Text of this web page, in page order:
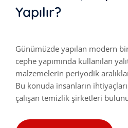
Yapılır?
Günümüzde yapılan modern
cephe yapımında kullanılan
malzemelerin periyodik
Bu konuda insanların
çalışan temizlik şirketleri